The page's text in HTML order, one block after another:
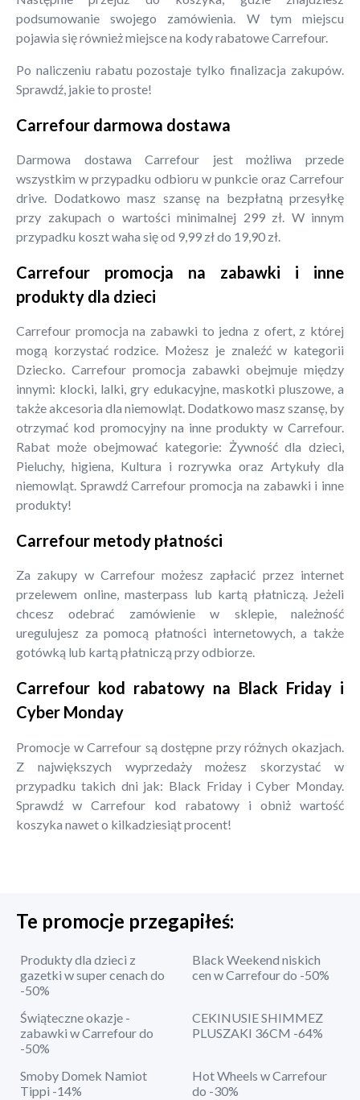
podsumowanie swojego zamówienia. W tym miejscu
pojawia się również miejsce na kody rabatowe Carrefour.
Po naliczeniu rabatu pozostaje tylko finalizacja zakupów.
Sprawdź, jakie to proste!
Carrefour darmowa dostawa
Darmowa dostawa Carrefour jest możliwa przede
wszystkim w przypadku odbioru w punkcie oraz Carrefour
drive. Dodatkowo masz szansę na bezpłatną przesyłkę
przy zakupach o wartości minimalnej 299 zł. W innym
przypadku koszt waha się od 9,99 zł do 19,90 zł.
Carrefour promocja na zabawki i inne
produkty dla dzieci
Carrefour promocja na zabawki to jedna z ofert, z której
mogą korzystać rodzice. Możesz je znaleźć w kategorii
Dziecko. Carrefour promocja zabawki obejmuje między
innymi: klocki, lalki, gry edukacyjne, maskotki pluszowe, a
także akcesoria dla niemowląt. Dodatkowo masz szansę, by
otrzymać kod promocyjny na inne produkty w Carrefour.
Rabat może obejmować kategorie: Żywność dla dzieci,
Pieluchy, higiena, Kultura i rozrywka oraz Artykuły dla
niemowląt. Sprawdź Carrefour promocja na zabawki i inne
produkty!
Carrefour metody płatności
Za zakupy w Carrefour możesz zapłacić przez internet
przelewem online, masterpass lub kartą płatniczą. Jeżeli
chcesz odebrać zamówienie w sklepie, należność
uregulujesz za pomocą płatności internetowych, a także
gotówką lub kartą płatniczą przy odbiorze.
Carrefour kod rabatowy na Black Friday i
Cyber Monday
Promocje w Carrefour są dostępne przy różnych okazjach.
Z największych wyprzedaży możesz skorzystać w
przypadku takich dni jak: Black Friday i Cyber Monday.
Sprawdź w Carrefour kod rabatowy i obniż wartość
koszyka nawet o kilkadziesiąt procent!
Te promocje przegapiłeś:
Produkty dla dzieci z
gazetki w super cenach do
-50%
Black Weekend niskich
cen w Carrefour do -50%
Świąteczne okazje -
zabawki w Carrefour do
-50%
CEKINUSIE SHIMMEZ
PLUSZAKI 36CM -64%
Smoby Domek Namiot
Tippi -14%
Hot Wheels w Carrefour
do -30%